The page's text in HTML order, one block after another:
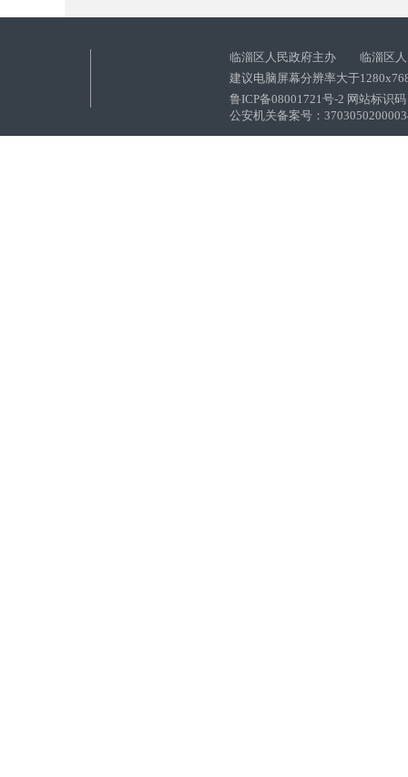
临淄区人民政府主办 临淄区人
建议电脑屏幕分辨率大于
鲁ICP备08001721号-2 网站标识
公安机关备案号：